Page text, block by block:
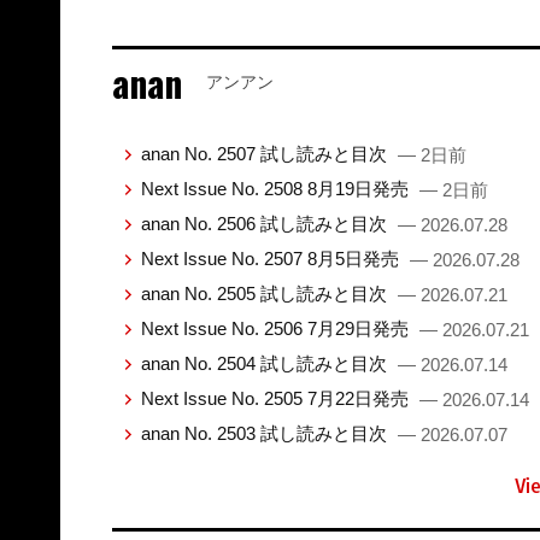
anan アンアン
anan No. 2507 試し読みと目次 — 2日前
Next Issue No. 2508 8月19日発売 — 2日前
anan No. 2506 試し読みと目次 — 2026.07.28
Next Issue No. 2507 8月5日発売 — 2026.07.28
anan No. 2505 試し読みと目次 — 2026.07.21
Next Issue No. 2506 7月29日発売 — 2026.07.21
anan No. 2504 試し読みと目次 — 2026.07.14
Next Issue No. 2505 7月22日発売 — 2026.07.14
anan No. 2503 試し読みと目次 — 2026.07.07